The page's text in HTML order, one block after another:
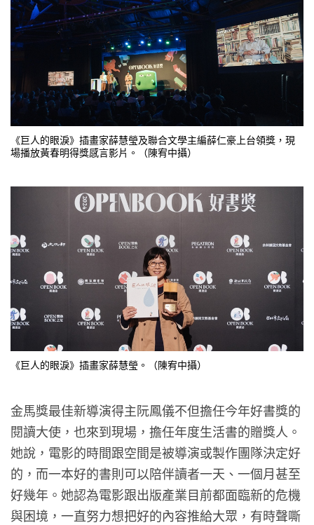
《巨人的眼淚》插畫家薛慧瑩及聯合文學主編薛仁豪上台領獎，現
場播放黃春明得獎感言影片。（陳宥中攝）
《巨人的眼淚》插畫家薛慧瑩。（陳宥中攝）
金馬獎最佳新導演得主阮鳳儀不但擔任今年好書獎的
閱讀大使，也來到現場，擔任年度生活書的贈獎人。
她說，電影的時間跟空間是被導演或製作團隊決定好
的，而一本好的書則可以陪伴讀者一天、一個月甚至
好幾年。她認為電影跟出版產業目前都面臨新的危機
與困境，一直努力想把好的內容推給大眾，有時聲嘶